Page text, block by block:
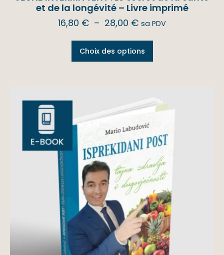
et de la longévité – Livre imprimé
16,80 € – 28,00 € sa PDV
Choix des options